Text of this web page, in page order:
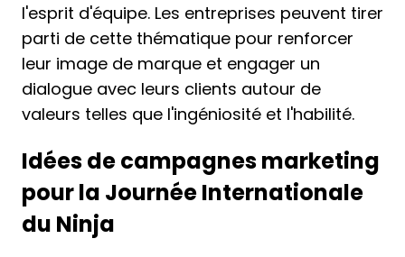
l'esprit d'équipe. Les entreprises peuvent tirer
parti de cette thématique pour renforcer
leur image de marque et engager un
dialogue avec leurs clients autour de
valeurs telles que l'ingéniosité et l'habilité.
Idées de campagnes marketing
pour la Journée Internationale
du Ninja